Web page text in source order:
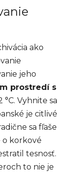
ako
jeho
prostredí s
°C. Vyhnite sa
je citlivé
sa fľaše
o korkové
tesnosť.
to nie je